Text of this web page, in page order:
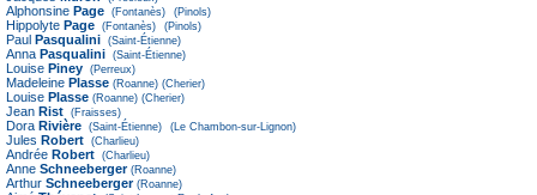
Alphonsine Page (Fontanès) (Pinols)
Hippolyte Page (Fontanès) (Pinols)
Paul Pasqualini (Saint-Étienne)
Anna Pasqualini (Saint-Étienne)
Louise Piney (Perreux)
Madeleine Plasse (Roanne) (Cherier)
Louise Plasse (Roanne) (Cherier)
Jean Rist (Fraisses)
Dora Rivière (Saint-Étienne) (Le Chambon-sur-Lignon)
Jules Robert (Charlieu)
Andrée Robert (Charlieu)
Anne Schneeberger (Roanne)
Arthur Schneeberger (Roanne)